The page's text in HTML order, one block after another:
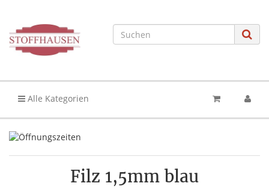
Alle Kategorien
Filz 1,5mm blau